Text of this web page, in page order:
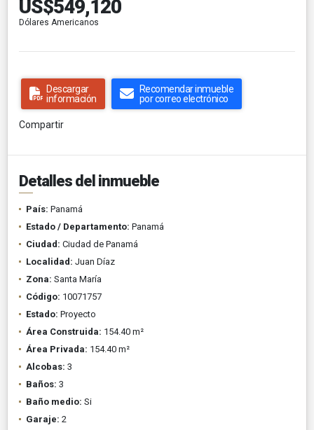
US$549,120
Dólares Americanos
Descargar
información
Recomendar inmueble
por correo electrónico
Compartir
Detalles del inmueble
País: Panamá
Estado / Departamento: Panamá
Ciudad: Ciudad de Panamá
Localidad: Juan Díaz
Zona: Santa María
Código: 10071757
Estado: Proyecto
Área Construida: 154.40 m²
Área Privada: 154.40 m²
Alcobas: 3
Baños: 3
Baño medio: Si
Garaje: 2